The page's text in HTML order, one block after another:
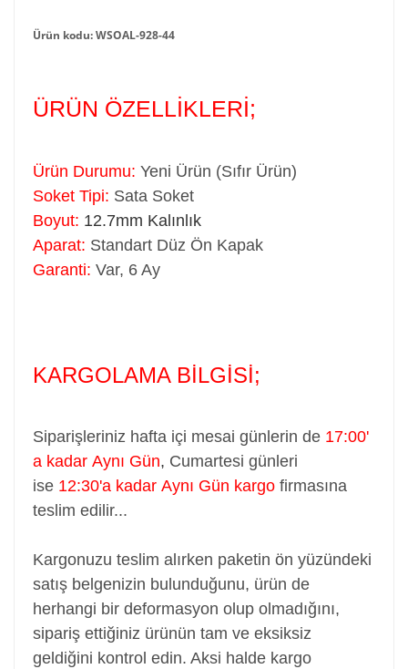
Ürün kodu: WSOAL-928-44
ÜRÜN ÖZELLİKLERİ;
Ürün Durumu: Yeni Ürün (Sıfır Ürün)
Soket Tipi: Sata Soket
Boyut: 12.7mm Kalınlık
Aparat: Standart Düz Ön Kapak
Garanti: Var, 6 Ay
KARGOLAMA BİLGİSİ;
Siparişleriniz hafta içi mesai günlerin de 17:00'
a kadar Aynı Gün, Cumartesi günleri
ise 12:30'a kadar Aynı Gün kargo firmasına
teslim edilir...
Kargonuzu teslim alırken paketin ön yüzündeki
satış belgenizin bulunduğunu, ürün de
herhangi bir deformasyon olup olmadığını,
sipariş ettiğiniz ürünün tam ve eksiksiz
geldiğini kontrol edin. Aksi halde kargo